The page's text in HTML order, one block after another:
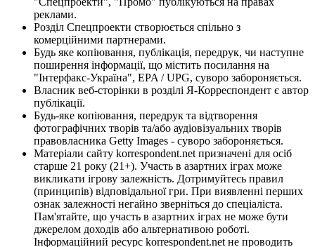
реклами.
Розділ Спецпроекти створюється спільно з
комерційними партнерами.
Будь яке копіювання, публікація, передрук, чи наступне
поширення інформації, що містить посилання на
"Інтерфакс-Україна", EPA / UPG, суворо забороняється.
Власник веб-сторінки в розділі Я-Корреспондент є автор
публікації.
Будь-яке копіювання, передрук та відтворення
фотографічних творів та/або аудіовізуальних творів
правовласника Getty Images - суворо забороняється.
Матеріали сайту korrespondent.net призначені для осіб
старше 21 року (21+). Участь в азартних іграх може
викликати ігрову залежність. Дотримуйтесь правил
(принципів) відповідальної гри. При виявленні перших
ознак залежності негайно зверніться до спеціаліста.
Пам'ятайте, що участь в азартних іграх не може бути
джерелом доходів або альтернативою роботі.
Інформаційний ресурс korrespondent.net не проводить